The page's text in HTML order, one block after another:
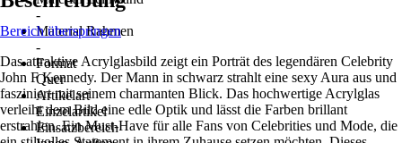
-
Material Rahmen
-
Format
Quer
Artikelart
Einzelartikel
Einsatzbereich
Bereich überspringen
Das attraktive Acrylglasbild zeigt ein Porträt des legendären Celebrity
John F Kennedy. Der Mann in schwarz strahlt eine sexy Aura aus und
fasziniert mit seinem charmanten Blick. Das hochwertige Acrylglas
verleiht dem Bild eine edle Optik und lässt die Farben brillant
erstrahlen. Ein Must-Have für alle Fans von Celebrities und Mode, die